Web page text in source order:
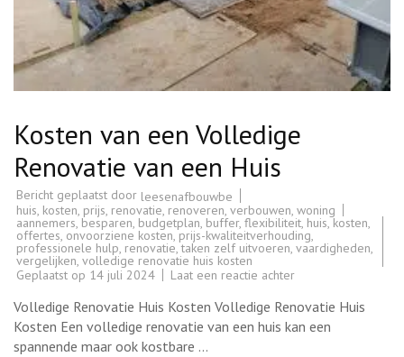
Kosten van een Volledige
Renovatie van een Huis
Bericht geplaatst door leesenafbouwbe
huis, kosten, prijs, renovatie, renoveren, verbouwen, woning
aannemers, besparen, budgetplan, buffer, flexibiliteit, huis,kosten,
offertes, onvoorziene kosten,prijs-kwaliteitverhouding,
professionele hulp, renovatie,taken zelf uitvoeren, vaardigheden,
vergelijken, volledige renovatie huis kosten
Geplaatst op 14 juli 2024 Laat een reactie achterop
een
Volledige
Renovatie
Volledige Renovatie Huis Kosten Volledige Renovatie Huis
Kosten Een volledige renovatie van een huis kan een
spannende maar ook kostbare …